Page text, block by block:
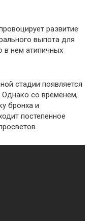
развитие
выпота для
в нем атипичных
стадии появляется
Однако со временем,
бронха и
постепенное